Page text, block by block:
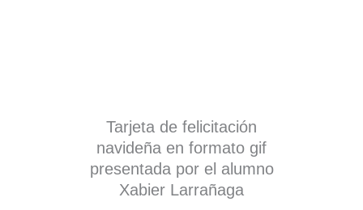
Tarjeta de felicitación
navideña en formato gif
presentada por el alumno
Xabier Larrañaga